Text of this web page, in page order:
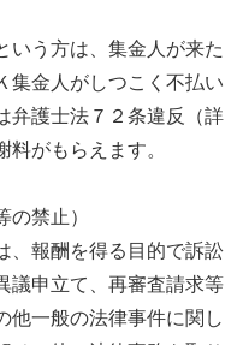
いう方は、集金人が来た
集金人がしつこく不払い
弁護士法７２条違反（詳
がもらえます。
の禁止）
、報酬を得る目的で訴訟
議申立て、再審査請求等
他一般の法律事件に関し